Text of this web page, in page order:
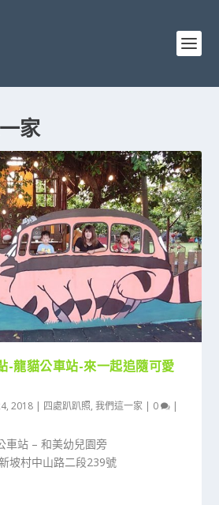
家
-龍貓公車站-來一起追隨可愛
2018 | 四處趴趴照,我們這一家 | 0 |
車站 – 和美幼兒園旁
坡村中山路二段239號